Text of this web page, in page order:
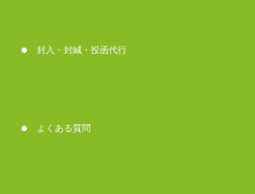
封入・封緘・投函代行
よくある質問